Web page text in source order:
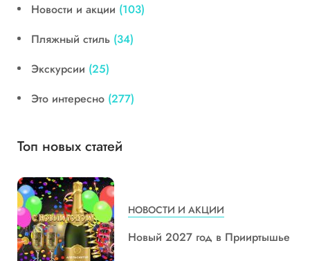
Новости и акции (103)
Пляжный стиль (34)
Экскурсии (25)
Это интересно (277)
Топ новых статей
НОВОСТИ И АКЦИИ
Новый 2027 год в Прииртышье